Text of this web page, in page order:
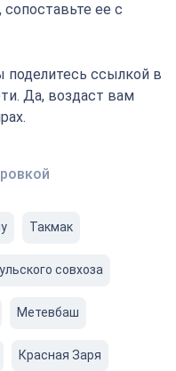
ее с
ссылкой в
Да, воздаст вам
Такмак
совхоза
Метевбаш
Красная Заря